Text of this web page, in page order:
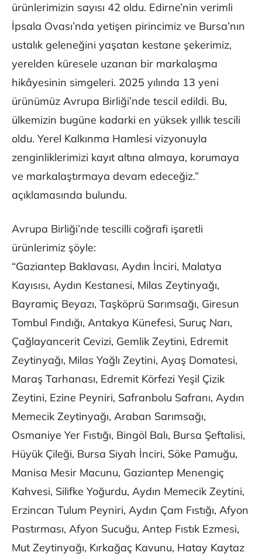
ürünlerimizin sayısı 42 oldu. Edirne’nin verimli
İpsala Ovası’nda yetişen pirincimiz ve Bursa’nın
ustalık geleneğini yaşatan kestane şekerimiz,
yerelden küresele uzanan bir markalaşma
hikâyesinin simgeleri. 2025 yılında 13 yeni
ürünümüz Avrupa Birliği’nde tescil edildi. Bu,
ülkemizin bugüne kadarki en yüksek yıllık tescili
oldu. Yerel Kalkınma Hamlesi vizyonuyla
zenginliklerimizi kayıt altına almaya, korumaya
ve markalaştırmaya devam edeceğiz.”
açıklamasında bulundu.
Avrupa Birliği’nde tescilli coğrafi işaretli
ürünlerimiz şöyle:
“Gaziantep Baklavası, Aydın İnciri, Malatya
Kayısısı, Aydın Kestanesi, Milas Zeytinyağı,
Bayramiç Beyazı, Taşköprü Sarımsağı, Giresun
Tombul Fındığı, Antakya Künefesi, Suruç Narı,
Çağlayancerit Cevizi, Gemlik Zeytini, Edremit
Zeytinyağı, Milas Yağlı Zeytini, Ayaş Domatesi,
Maraş Tarhanası, Edremit Körfezi Yeşil Çizik
Zeytini, Ezine Peyniri, Safranbolu Safranı, Aydın
Memecik Zeytinyağı, Araban Sarımsağı,
Osmaniye Yer Fıstığı, Bingöl Balı, Bursa Şeftalisi,
Hüyük Çileği, Bursa Siyah İnciri, Söke Pamuğu,
Manisa Mesir Macunu, Gaziantep Menengiç
Kahvesi, Silifke Yoğurdu, Aydın Memecik Zeytini,
Erzincan Tulum Peyniri, Aydın Çam Fıstığı, Afyon
Pastırması, Afyon Sucuğu, Antep Fıstık Ezmesi,
Mut Zeytinyağı, Kırkağaç Kavunu, Hatay Kaytaz